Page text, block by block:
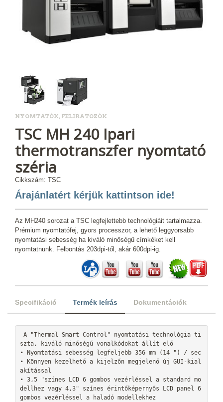
NYOMTATÓK, FELIRATOZÓK
TSC MH 240 Ipari
thermotranszfer nyomtató
széria
Cikkszám: TSC
Árajánlatért kérjük kattintson ide!
Az MH240 sorozat a TSC legfejlettebb technológiáit tartalmazza.
Prémium nyomtatófej, gyors processzor, a lehető leggyorsabb
nyomtatási sebesség ha kiváló minőségű címkéket kell
nyomtatnunk. Felbontás 203dpi-től, akár 600dpi-ig.
Specifikáció Termék leírás Dokumentációk
szta, kiváló minőségű vonalkódokat állít elő
• Nyomtatási sebesség legfeljebb 356 mm (14 ") / sec
• Könnyen kezelhető a kijelzőn megjelenő új GUI-kial
akítással
• 3,5 "színes LCD 6 gombos vezérléssel a standard mo
dellhez vagy 4,3" színes érintőképernyős LCD panel 6
gombos vezérléssel a haladó modellekhez